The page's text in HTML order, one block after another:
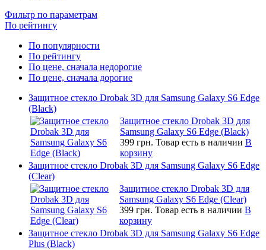
Фильтр по параметрам
По рейтингу
По популярности
По рейтингу
По цене, сначала недорогие
По цене, сначала дорогие
Защитное стекло Drobak 3D для Samsung Galaxy S6 Edge
(Black)
Защитное стекло Drobak 3D для
Samsung Galaxy S6 Edge (Black)
399 грн. Товар есть в наличии В
корзину
Защитное стекло Drobak 3D для Samsung Galaxy S6 Edge
(Clear)
Защитное стекло Drobak 3D для
Samsung Galaxy S6 Edge (Clear)
399 грн. Товар есть в наличии В
корзину
Защитное стекло Drobak 3D для Samsung Galaxy S6 Edge
Plus (Black)